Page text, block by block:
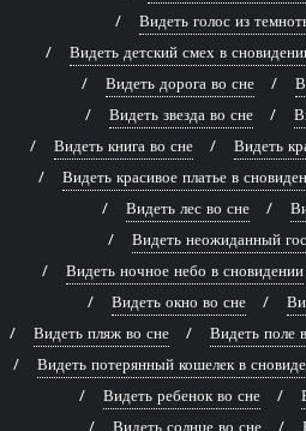
Видеть голос из
Видеть детский смех в
Видеть дорога во сне
Видеть звезда во сне
Видеть книга во сне
Видеть
Видеть красивое платье в
Видеть лес во сне
Видеть неожиданный
Видеть ночное небо в сновидении
Видеть окно во сне
Видеть пляж во сне
Видеть поле
Видеть потерянный кошелек в
Видеть ребенок во сне
Видеть солнце во сне